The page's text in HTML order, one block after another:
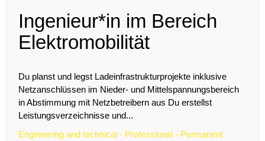
Ingenieur*in im Bereich
Elektromobilität
Du planst und legst Ladeinfrastrukturprojekte inklusive
Netzanschlüssen im Nieder- und Mittelspannungsbereich
in Abstimmung mit Netzbetreibern aus Du erstellst
Leistungsverzeichnisse und...
Engineering and technical - Professional - Permanent